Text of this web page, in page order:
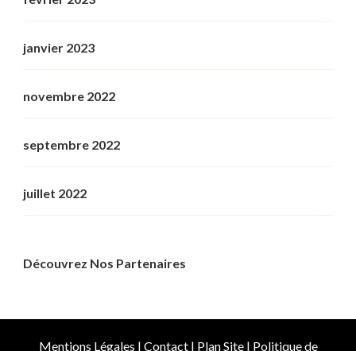
janvier 2023
novembre 2022
septembre 2022
juillet 2022
Découvrez Nos Partenaires
Mentions Légales | Contact| Plan Site| Politique de